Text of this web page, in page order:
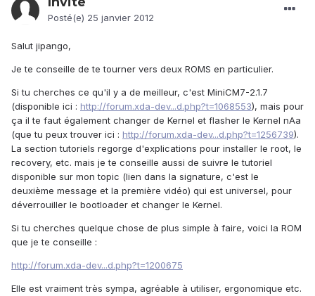
Posté(e) 25 janvier 2012
Salut jipango,
Je te conseille de te tourner vers deux ROMS en particulier.
Si tu cherches ce qu'il y a de meilleur, c'est MiniCM7-2.1.7
(disponible ici : http://forum.xda-dev...d.php?t=1068553), mais pour
ça il te faut également changer de Kernel et flasher le Kernel nAa
(que tu peux trouver ici : http://forum.xda-dev...d.php?t=1256739).
La section tutoriels regorge d'explications pour installer le root, le
recovery, etc. mais je te conseille aussi de suivre le tutoriel
disponible sur mon topic (lien dans la signature, c'est le
deuxième message et la première vidéo) qui est universel, pour
déverrouiller le bootloader et changer le Kernel.
Si tu cherches quelque chose de plus simple à faire, voici la ROM
que je te conseille :
http://forum.xda-dev...d.php?t=1200675
Elle est vraiment très sympa, agréable à utiliser, ergonomique etc.